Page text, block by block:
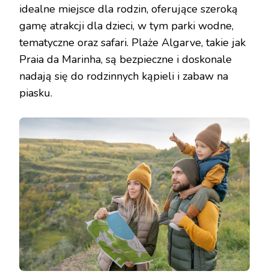
idealne miejsce dla rodzin, oferujące szeroką
gamę atrakcji dla dzieci, w tym parki wodne,
tematyczne oraz safari. Plaże Algarve, takie jak
Praia da Marinha, są bezpieczne i doskonale
nadają się do rodzinnych kąpieli i zabaw na
piasku.